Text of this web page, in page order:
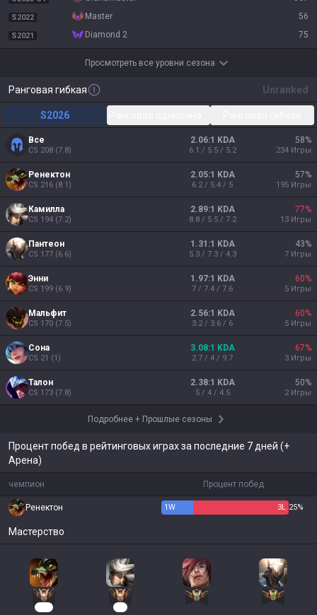
S2022 master 56
S2021 diamond 2 75
Просмотреть все уровни сезона
Ранговая гибкая Unranked
S2026
Все
CS 208 (7.8)
2.06:1 KDA
6.1 / 5.5 / 5.2
58%
234 Игры
Ренектон
CS 216 (8.1)
2.05:1 KDA
6.2 / 5.4 / 5
57%
195 Игры
Камилла
CS 194 (7.2)
2.89:1 KDA
8.8 / 5.5 / 7.2
77%
13 Игры
Пантеон
CS 177 (6.6)
1.31:1 KDA
5.3 / 7.3 / 4.3
43%
7 Игры
Энни
CS 199 (6.9)
1.97:1 KDA
7 / 7.4 / 7.6
60%
5 Игры
Мальфит
CS 170 (7.5)
2.56:1 KDA
3.2 / 3.6 / 6
60%
5 Игры
Сона
CS 21 (1)
3.08:1 KDA
2.7 / 4 / 9.7
67%
3 Игры
Талон
CS 173 (7.8)
2.38:1 KDA
5 / 4 / 4.5
50%
2 Игры
Подробнее + Прошлые сезоны
Процент побед в рейтинговых играх за последние 7 дней (+
Арена)
чемпион Процент побед
Ренектон 1W 3L 25%
Мастерство